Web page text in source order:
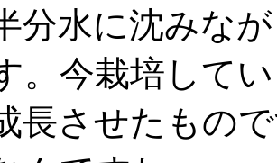
分水に沈みな
。今栽培して
長させたもの